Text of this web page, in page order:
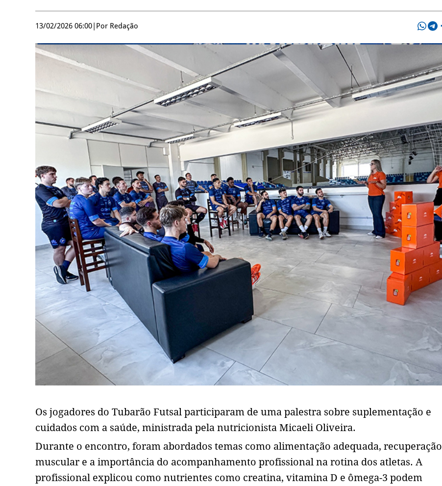
13/02/2026 06:00 Por Redação
Os jogadores do Tubarão Futsal participaram de uma palestra sobre suplementação e
cuidados com a saúde, ministrada pela nutricionista Micaeli Oliveira.
Durante o encontro, foram abordados temas como alimentação adequada, recuperação
muscular e a importância do acompanhamento profissional na rotina dos atletas. A
profissional explicou como nutrientes como creatina, vitamina D e ômega-3 podem